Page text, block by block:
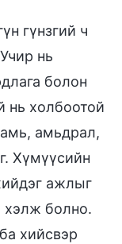
гүнзгий ч
нь
болон
нь холбоотой
амьдрал,
Хүмүүсийн
ажлыг
хэлж болно.
хийсвэр